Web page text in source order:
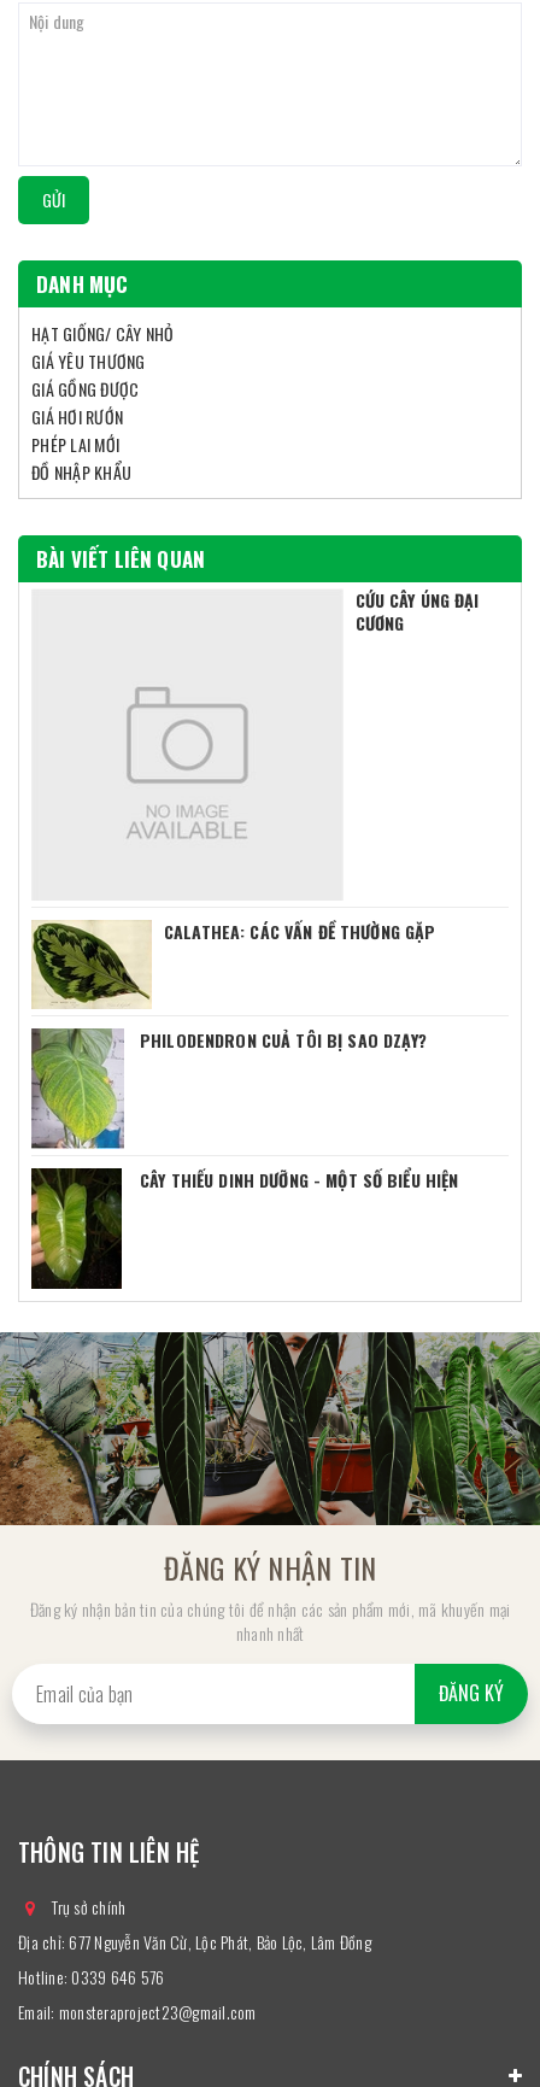
GỬI
DANH MỤC
HẠT GIỐNG/ CÂY NHỎ
GIÁ YÊU THƯƠNG
GIÁ GỒNG ĐƯỢC
GIÁ HƠI RƯỚN
PHÉP LAI MỚI
ĐỒ NHẬP KHẨU
BÀI VIẾT LIÊN QUAN
CỨU CÂY ÚNG ĐẠI
CƯƠNG
CALATHEA: CÁC VẤN ĐỀ THƯỜNG GẶP
PHILODENDRON CUẢ TÔI BỊ SAO DZẠY?
CÂY THIẾU DINH DƯỠNG - MỘT SỐ BIỂU HIỆN
ĐĂNG KÝ NHẬN TIN
Đăng ký nhận bản tin của chúng tôi để nhận các sản phẩm mới, mã khuyến mại
nhanh nhất
ĐĂNG KÝ
THÔNG TIN LIÊN HỆ
Trụ sở chính
Địa chỉ: 677 Nguyễn Văn Cừ, Lộc Phát, Bảo Lộc, Lâm Đồng
Hotline: 0339 646 576
Email: monsteraproject23@gmail.com
CHÍNH SÁCH